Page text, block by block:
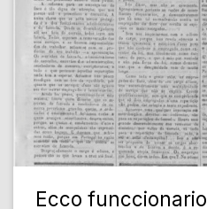
Ecco funccionario